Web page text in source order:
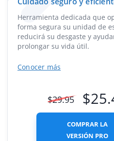
Herramienta dedicada que
forma segura su unidad de
reducirá su desgaste y
prolongar su vida útil.
Conocer más
$29.95 $
COMPRAR LA
VERSIÓN PRO